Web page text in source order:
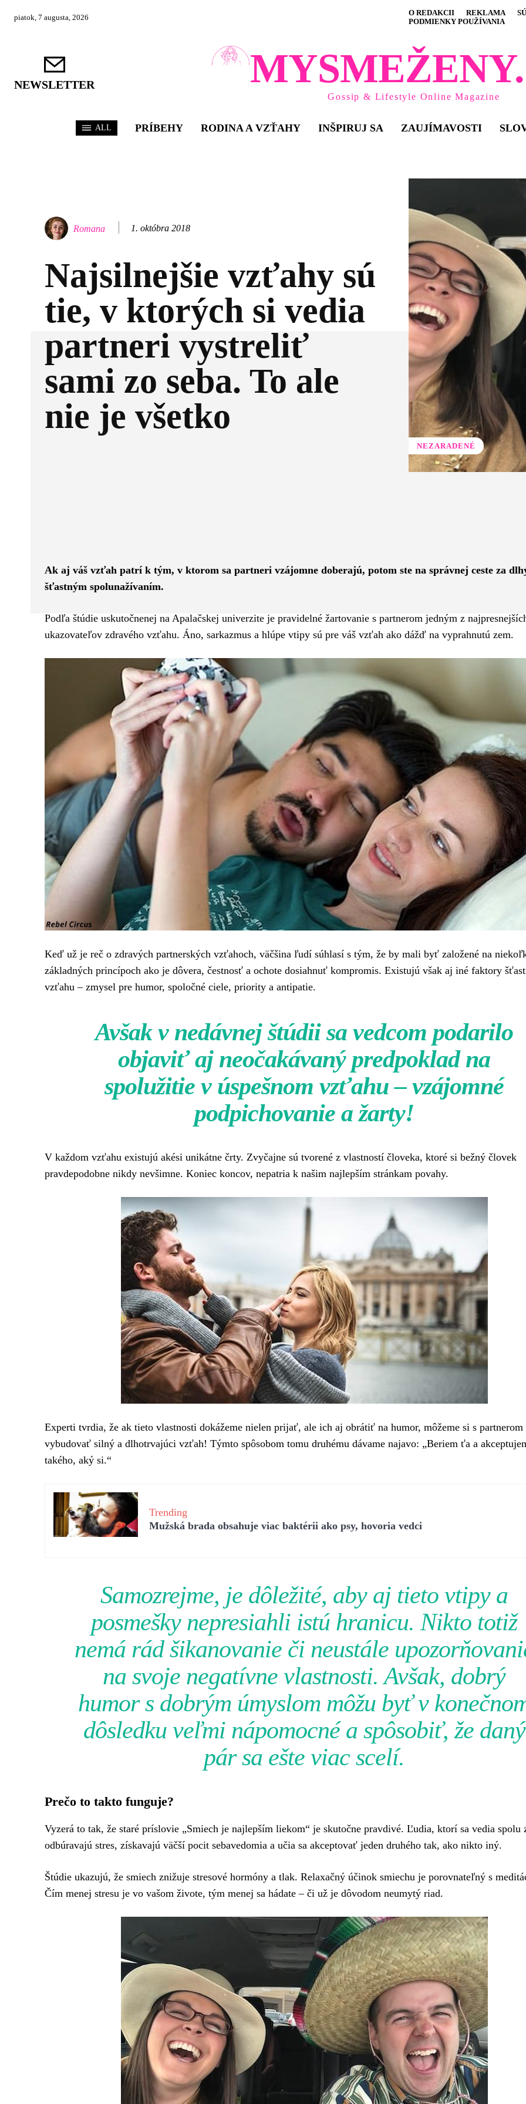
piatok, 7 augusta, 2026 O REDAKCII REKLAMA
PODMIENKY POUŽÍVANIA
NEWSLETTER
Gossip & Lifestyle Online Magazine
ALL PRÍBEHY RODINA A VZŤAHY INŠPIRUJ SA ZAUJÍMAVOSTI
Romana 1. októbra 2018
Najsilnejšie vzťahy sú
tie, v ktorých si vedia
partneri vystreliť
sami zo seba. To ale
nie je všetko
NEZARADENÉ
Ak aj váš vzťah patrí k tým, v ktorom sa partneri vzájomne doberajú, potom ste na správnej ceste za
šťastným spolunažívaním.
Podľa štúdie uskutočnenej na Apalačskej univerzite je pravidelné žartovanie s partnerom jedným z
ukazovateľov zdravého vzťahu. Áno, sarkazmus a hlúpe vtipy sú pre váš vzťah ako dážď na vyprahnutú zem.
Keď už je reč o zdravých partnerských vzťahoch, väčšina ľudí súhlasí s tým, že by mali byť založené na
základných princípoch ako je dôvera, čestnosť a ochote dosiahnuť kompromis. Existujú však aj iné faktory
vzťahu – zmysel pre humor, spoločné ciele, priority a antipatie.
Avšak v nedávnej štúdii sa vedcom podarilo
objaviť aj neočakávaný predpoklad na
spolužitie v úspešnom vzťahu – vzájomné
podpichovanie a žarty!
V každom vzťahu existujú akési unikátne črty. Zvyčajne sú tvorené z vlastností človeka, ktoré si bežný človek
pravdepodobne nikdy nevšimne. Koniec koncov, nepatria k našim najlepším stránkam povahy.
Experti tvrdia, že ak tieto vlastnosti dokážeme nielen prijať, ale ich aj obrátiť na humor, môžeme si s partnerom
vybudovať silný a dlhotrvajúci vzťah! Týmto spôsobom tomu druhému dávame najavo: „Beriem ťa a
takého, aký si.“
Trending
Mužská brada obsahuje viac baktérii ako psy, hovoria vedci
Samozrejme, je dôležité, aby aj tieto vtipy a
posmešky nepresiahli istú hranicu. Nikto totiž
nemá rád šikanovanie či neustále
na svoje negatívne vlastnosti. Avšak, dobrý
humor s dobrým úmyslom môžu byť v
dôsledku veľmi nápomocné a spôsobiť, že daný
pár sa ešte viac scelí.
Prečo to takto funguje?
Vyzerá to tak, že staré príslovie „Smiech je najlepším liekom“ je skutočne pravdivé. Ľudia, ktorí sa vedia spolu
odbúravajú stres, získavajú väčší pocit sebavedomia a učia sa akceptovať jeden druhého tak, ako nikto iný.
Štúdie ukazujú, že smiech znižuje stresové hormóny a tlak. Relaxačný účinok smiechu je porovnateľný s
Čím menej stresu je vo vašom živote, tým menej sa hádate – či už je dôvodom neumytý riad.